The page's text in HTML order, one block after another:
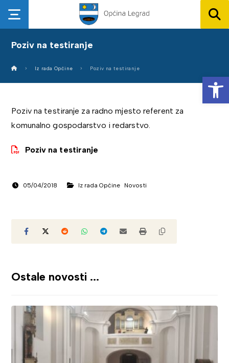
Poziv na testiranje
Iz rada Općine Poziv na testiranje
Poziv na testiranje za radno mjesto referent za
komunalno gospodarstvo i redarstvo.
Poziv na testiranje
05/04/2018 Iz rada Općine Novosti
Ostale novosti ...